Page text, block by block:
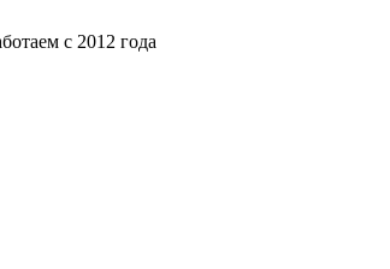
с 2012 года